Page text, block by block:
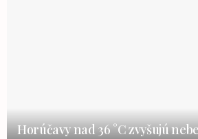
Horúčavy nad 36 °C zvyšujú